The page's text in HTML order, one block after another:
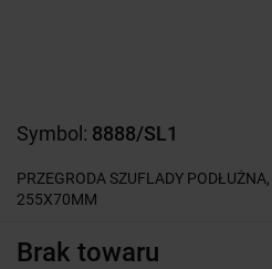
Symbol: 8888/SL1
PRZEGRODA SZUFLADY
255X70MM
Brak towaru